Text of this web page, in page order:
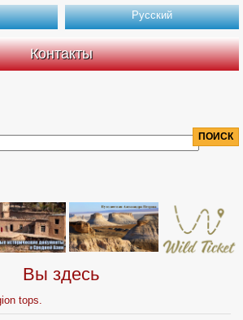
Русский
Контакты
Вы здесь
tops.